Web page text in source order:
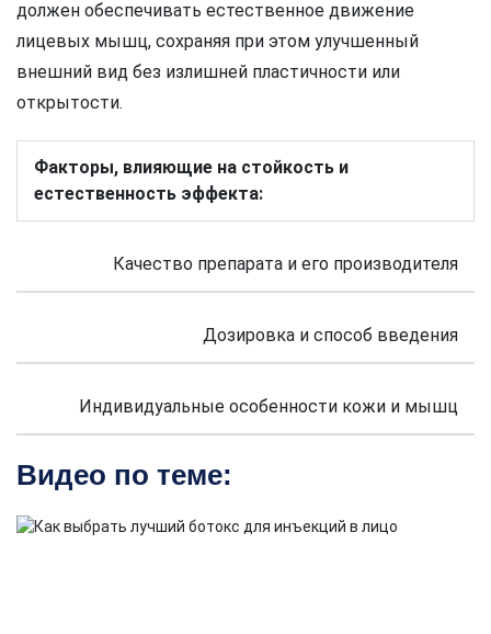
должен обеспечивать естественное движение
лицевых мышц, сохраняя при этом улучшенный
внешний вид без излишней пластичности или
открытости.
Факторы, влияющие на стойкость и
естественность эффекта:
Качество препарата и его производителя
Дозировка и способ введения
Индивидуальные особенности кожи и мышц
Видео по теме: